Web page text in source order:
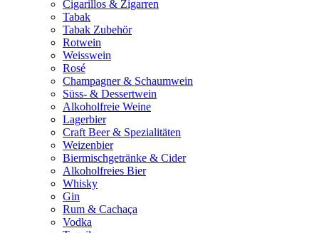
Cigarillos & Zigarren
Tabak
Tabak Zubehör
Rotwein
Weisswein
Rosé
Champagner & Schaumwein
Süss- & Dessertwein
Alkoholfreie Weine
Lagerbier
Craft Beer & Spezialitäten
Weizenbier
Biermischgetränke & Cider
Alkoholfreies Bier
Whisky
Gin
Rum & Cachaça
Vodka